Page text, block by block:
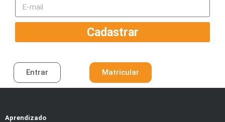
Cadastrar
Entrar Matricular
Aprendizado